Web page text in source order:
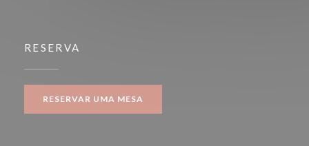
RESERVA
RESERVAR UMA MESA